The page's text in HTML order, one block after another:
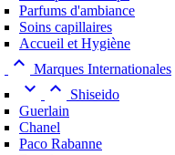
Parfums d'ambiance
Soins capillaires
Accueil et Hygiène
 Marques Internationales
 
Shiseido
Guerlain
Chanel
Paco Rabanne